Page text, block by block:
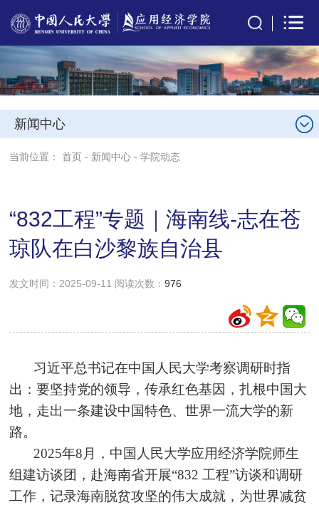
新闻中心
当前位置：首页 - 新闻中心 -学院动态
“832工程”专题｜海南线-志在苍
琼队在白沙黎族自治县
发文时间：2025-09-11 阅读次数：976
习近平总书记在中国人民大学考察调研时指
出：要坚持党的领导，传承红色基因，扎根中国大
地，走出一条建设中国特色、世界一流大学的新
路。
2025年8月，中国人民大学应用经济学院师生
组建访谈团，赴海南省开展“832 工程”访谈和调研
工作，记录海南脱贫攻坚的伟大成就，为世界减贫